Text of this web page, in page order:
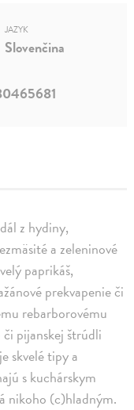
z hydiny,
a zeleninové
paprikáš,
prekvapenie či
rebarborovému
pijanskej štrúdli
skvelé tipy a
s kuchárskym
nikoho (c)hladným.
JAZYK
Slovenčina